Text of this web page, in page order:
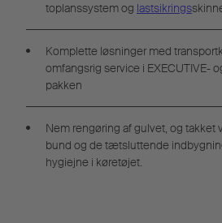
toplanssystem og lastsikrings
Komplette løsninger med
omfangsrig service i EXECUTIVE-
pakken
Nem rengøring af gulvet, og
bund og de tætsluttende
hygiejne i køretøjet.